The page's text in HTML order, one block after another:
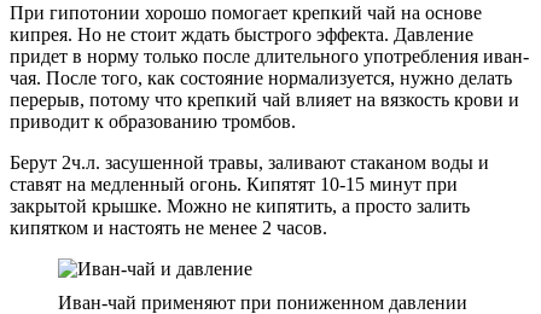
При гипотонии хорошо помогает крепкий чай на основе
кипрея. Но не стоит ждать быстрого эффекта. Давление
придет в норму только после длительного употребления иван-
чая. После того, как состояние нормализуется, нужно делать
перерыв, потому что крепкий чай влияет на вязкость крови и
приводит к образованию тромбов.
Берут 2ч.л. засушенной травы, заливают стаканом воды и
ставят на медленный огонь. Кипятят 10-15 минут при
закрытой крышке. Можно не кипятить, а просто залить
кипятком и настоять не менее 2 часов.
Иван-чай применяют при пониженном давлении